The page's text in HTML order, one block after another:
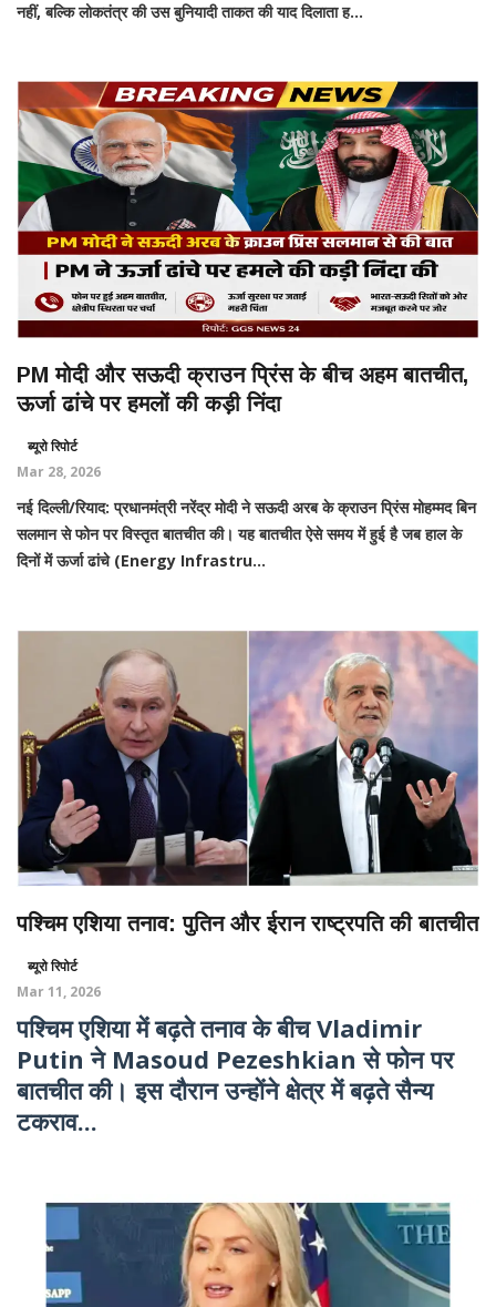
नहीं, बल्कि लोकतंत्र की उस बुनियादी ताकत की याद दिलाता ह...
PM मोदी और सऊदी क्राउन प्रिंस के बीच अहम बातचीत,
ऊर्जा ढांचे पर हमलों की कड़ी निंदा
ब्यूरो रिपोर्ट
Mar 28, 2026
नई दिल्ली/रियाद: प्रधानमंत्री नरेंद्र मोदी ने सऊदी अरब के क्राउन प्रिंस मोहम्मद बिन
सलमान से फोन पर विस्तृत बातचीत की। यह बातचीत ऐसे समय में हुई है जब हाल के
दिनों में ऊर्जा ढांचे (Energy Infrastru...
पश्चिम एशिया तनाव: पुतिन और ईरान राष्ट्रपति की बातचीत
ब्यूरो रिपोर्ट
Mar 11, 2026
पश्चिम एशिया में बढ़ते तनाव के बीच Vladimir
Putin ने Masoud Pezeshkian से फोन पर
बातचीत की। इस दौरान उन्होंने क्षेत्र में बढ़ते सैन्य
टकराव...